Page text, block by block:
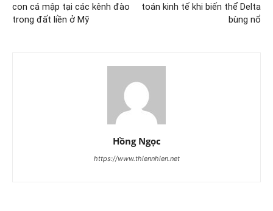
con cá mập tại các kênh đào
trong đất liền ở Mỹ
toán kinh tế khi biến thể Delta
bùng nổ
Hồng Ngọc
https://www.thiennhien.net